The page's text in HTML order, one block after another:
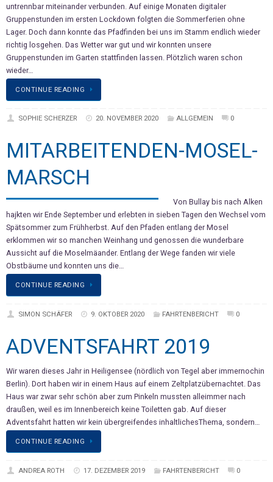
untrennbar miteinander verbunden. Auf einige Monaten digitaler
Gruppenstunden im ersten Lockdown folgten die Sommerferien ohne
Lager. Doch dann konnte das Pfadfinden bei uns im Stamm endlich wieder
richtig losgehen. Das Wetter war gut und wir konnten unsere
Gruppenstunden im Garten stattfinden lassen. Plötzlich waren schon
wieder…
CONTINUE READING
SOPHIE SCHERZER 20. NOVEMBER 2020 ALLGEMEIN 0
MITARBEITENDEN-MOSEL-
MARSCH
Von Bullay bis nach Alken
hajkten wir Ende September und erlebten in sieben Tagen den Wechsel vom
Spätsommer zum Frühherbst. Auf den Pfaden entlang der Mosel
erklommen wir so manchen Weinhang und genossen die wunderbare
Aussicht auf die Moselmäander. Entlang der Wege fanden wir viele
Obstbäume und konnten uns die…
CONTINUE READING
SIMON SCHÄFER 9. OKTOBER 2020 FAHRTENBERICHT 0
ADVENTSFAHRT 2019
Wir waren dieses Jahr in Heiligensee (nördlich von Tegel aber immernochin
Berlin). Dort haben wir in einem Haus auf einem Zeltplatzübernachtet. Das
Haus war zwar sehr schön aber zum Pinkeln mussten alleimmer nach
draußen, weil es im Innenbereich keine Toiletten gab. Auf dieser
Adventsfahrt hatten wir kein übergreifendes inhaltlichesThema, sondern…
CONTINUE READING
ANDREA ROTH 17. DEZEMBER 2019 FAHRTENBERICHT 0